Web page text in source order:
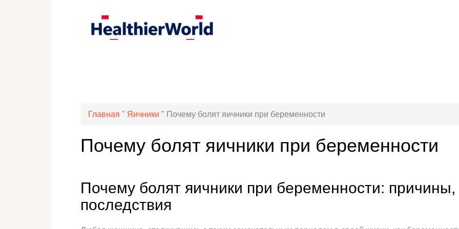
Главная " Яичники " Почему болят яичники при беременности
Почему болят яичники при беременности
Почему болят яичники при беременности: причины,
последствия